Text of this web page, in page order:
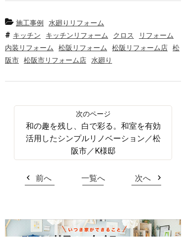
施工事例
水廻りリフォーム
キッチン
キッチンリフォーム クロス
リフォーム
内装リフォーム
松阪リフォーム 松阪リフォーム店
松
阪市
松阪市リフォーム店 水廻り
和の趣を残し、白で彩る。和室を有効
活用したシンプルリノベーション／松
阪市／K様邸
前へ 一覧へ 次へ